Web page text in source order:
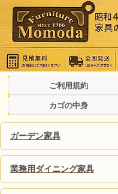
ご利用規約
カゴの中身
ガーデン家具
業務用ダイニング家具